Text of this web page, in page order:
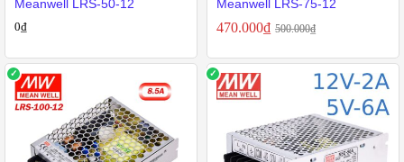
Meanwell LRS-50-12
0₫
Meanwell LRS-75-12
470.000₫ 500.000₫